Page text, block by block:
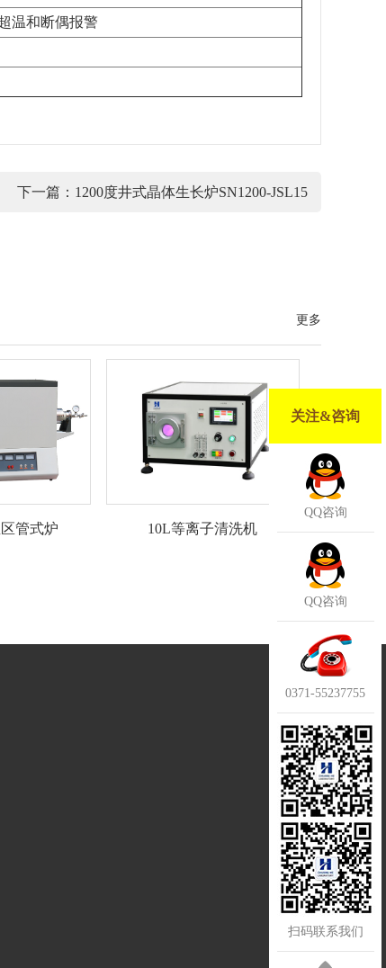
温和断偶报警
下一篇： 1200度井式晶体生长炉SN1200-JSL15
更多
管式炉 10L等离子清洗机
关注&咨询
QQ咨询
QQ咨询
0371-55237755
扫码联系我们